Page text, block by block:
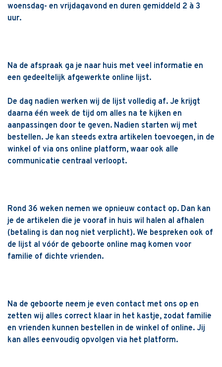
woensdag- en vrijdagavond en duren gemiddeld 2 à 3
uur.
Na de afspraak ga je naar huis met veel informatie en
een gedeeltelijk afgewerkte online lijst.
De dag nadien werken wij de lijst volledig af. Je krijgt
daarna één week de tijd om alles na te kijken en
aanpassingen door te geven. Nadien starten wij met
bestellen. Je kan steeds extra artikelen toevoegen, in de
winkel of via ons online platform, waar ook alle
communicatie centraal verloopt.
Rond 36 weken nemen we opnieuw contact op. Dan kan
je de artikelen die je vooraf in huis wil halen al afhalen
(betaling is dan nog niet verplicht). We bespreken ook of
de lijst al vóór de geboorte online mag komen voor
familie of dichte vrienden.
Na de geboorte neem je even contact met ons op en
zetten wij alles correct klaar in het kastje, zodat familie
en vrienden kunnen bestellen in de winkel of online. Jij
kan alles eenvoudig opvolgen via het platform.